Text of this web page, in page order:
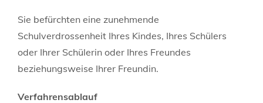
Sie befürchten eine zunehmende
Schulverdrossenheit Ihres Kindes, Ihres Schülers
oder Ihrer Schülerin oder Ihres Freundes
beziehungsweise Ihrer Freundin.
Verfahrensablauf